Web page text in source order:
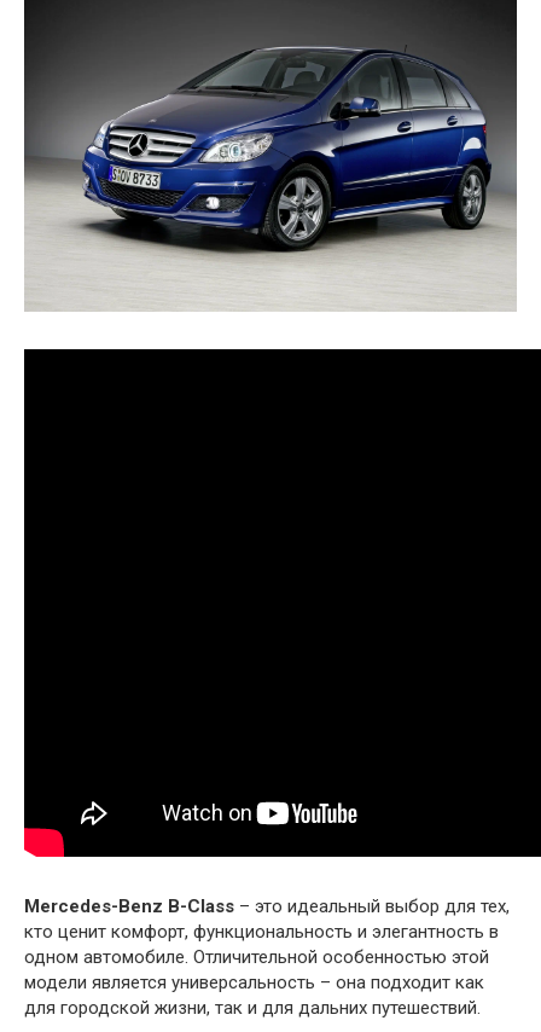
Mercedes-Benz B-Class – это идеальный выбор для тех,
кто ценит комфорт, функциональность и элегантность в
одном автомобиле. Отличительной особенностью этой
модели является универсальность – она подходит как
для городской жизни, так и для дальних путешествий.